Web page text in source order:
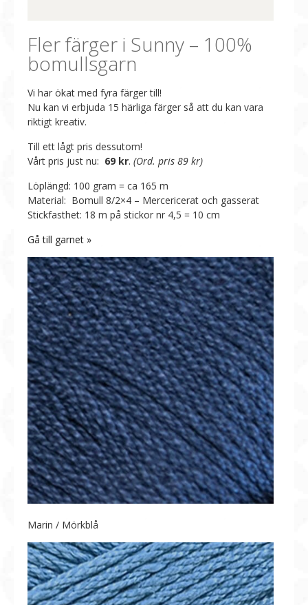
Fler färger i Sunny – 100%
bomullsgarn
Vi har ökat med fyra färger till!
Nu kan vi erbjuda 15 härliga färger så att du kan vara
riktigt kreativ.
Till ett lågt pris dessutom!
Vårt pris just nu: 69 kr. (Ord. pris 89 kr)
Löplängd: 100 gram = ca 165 m
Material: Bomull 8/2×4 – Mercericerat och gasserat
Stickfasthet: 18 m på stickor nr 4,5 = 10 cm
Gå till garnet »
Marin / Mörkblå